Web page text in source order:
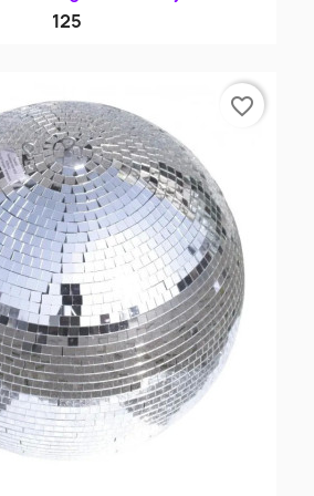
125
favorite_border